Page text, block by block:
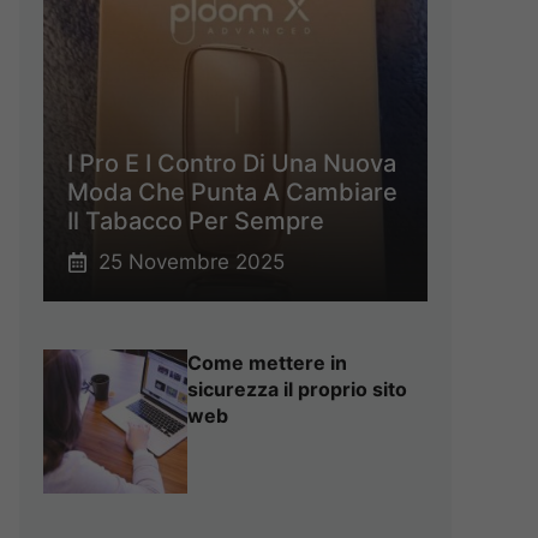
I Pro E I Contro Di Una Nuova
Moda Che Punta A Cambiare
Il Tabacco Per Sempre
25 Novembre 2025
Come mettere in
sicurezza il proprio sito
web